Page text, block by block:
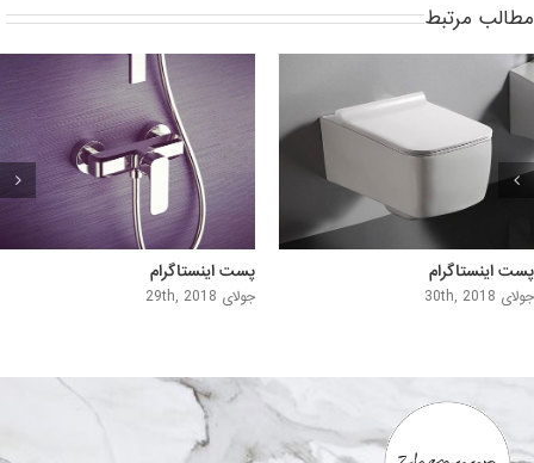
مطالب مرتبط
پست اینستاگرام
جولای 30th, 2018
پست اینستاگرام
جولای 29th, 2018